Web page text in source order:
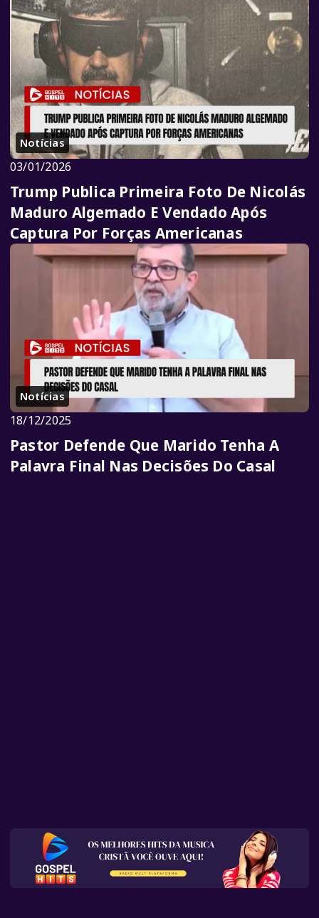
Notícias
03/01/2026
Trump Publica Primeira Foto De Nicolás
Maduro Algemado E Vendado Após
Captura Por Forças Americanas
Notícias
18/12/2025
Pastor Defende Que Marido Tenha A
Palavra Final Nas Decisões Do Casal